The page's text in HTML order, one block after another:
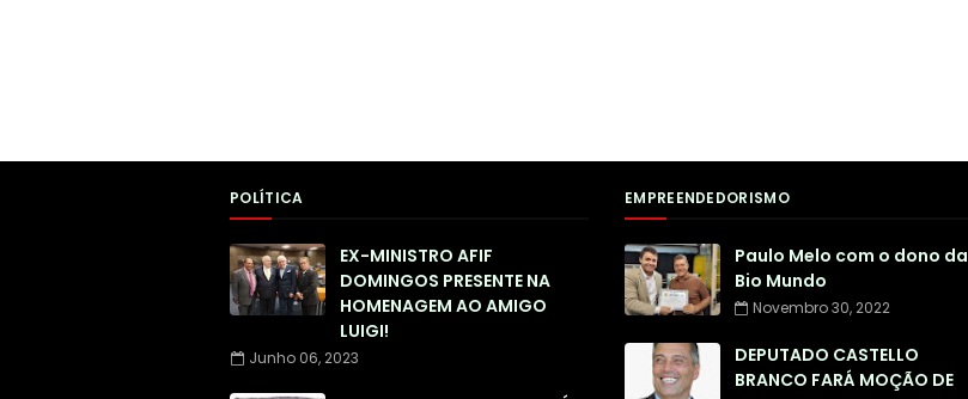
POLÍTICA
EX-MINISTRO AFIF
DOMINGOS PRESENTE NA
HOMENAGEM AO AMIGO
LUIGI!
Junho 06, 2023
EMPREENDEDORISMO
Paulo Melo com o dono da
Bio Mundo
Novembro 30, 2022
DEPUTADO CASTELLO
BRANCO FARÁ MOÇÃO DE